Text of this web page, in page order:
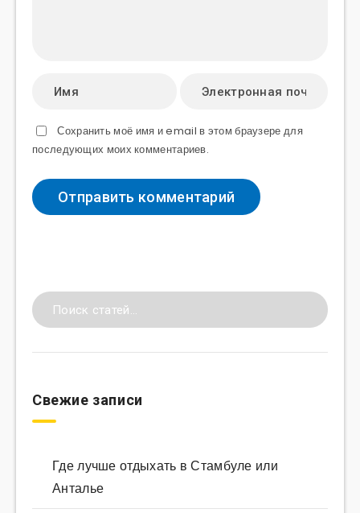
Сохранить моё имя и email в этом браузере для
последующих моих комментариев.
Свежие записи
Где лучше отдыхать в Стамбуле или
Анталье